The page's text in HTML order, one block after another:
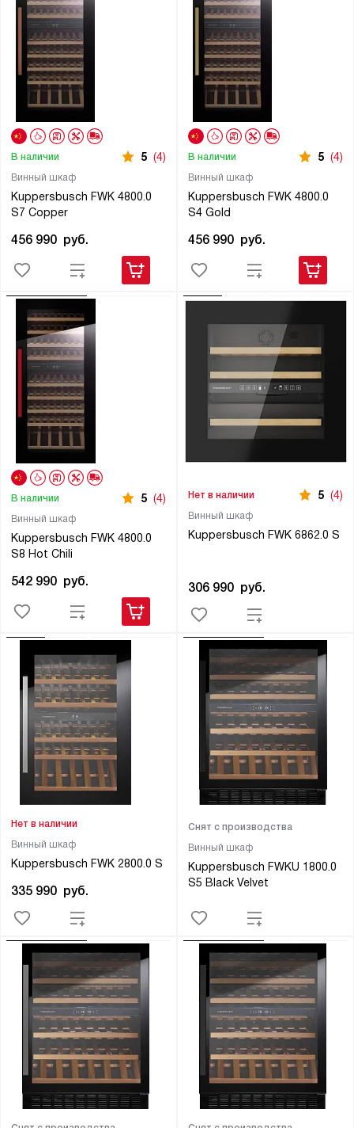
Винный шкаф
Kuppersbusch FWK 4800.0
S7 Copper
В наличии 5 (4)
456 990 руб.
Винный шкаф
Kuppersbusch FWK 4800.0
S4 Gold
В наличии 5 (4)
456 990 руб.
Винный шкаф
Kuppersbusch FWK 4800.0
S8 Hot Chili
В наличии 5 (4)
542 990 руб.
Винный шкаф
Kuppersbusch FWK 6862.0 S
Нет в наличии 5 (4)
306 990 руб.
Винный шкаф
Kuppersbusch FWK 2800.0 S
Нет в наличии
335 990 руб.
Винный шкаф
Kuppersbusch FWKU 1800.0
S5 Black Velvet
Снят с производства